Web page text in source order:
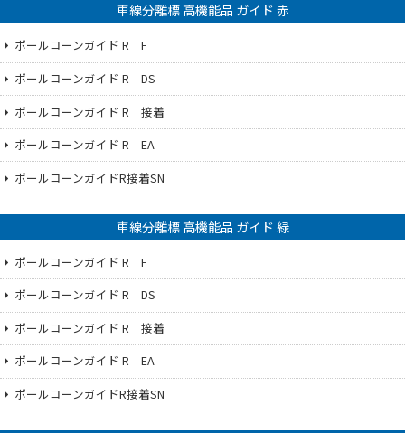
車線分離標 高機能品 ガイド 赤
ポールコーンガイド R F
ポールコーンガイド R DS
ポールコーンガイド R 接着
ポールコーンガイド R EA
ポールコーンガイドR接着SN
車線分離標 高機能品 ガイド 緑
ポールコーンガイド R F
ポールコーンガイド R DS
ポールコーンガイド R 接着
ポールコーンガイド R EA
ポールコーンガイドR接着SN